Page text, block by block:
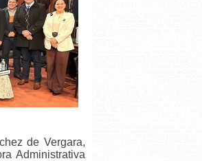
de Vergara,
Administrativa